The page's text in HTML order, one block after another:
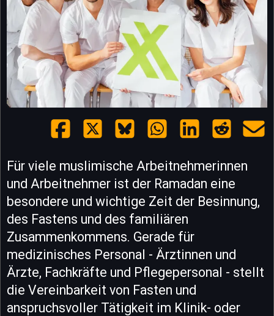
Für viele muslimische Arbeitnehmerinnen
und Arbeitnehmer ist der Ramadan eine
besondere und wichtige Zeit der Besinnung,
des Fastens und des familiären
Zusammenkommens. Gerade für
medizinisches Personal - Ärztinnen und
Ärzte, Fachkräfte und Pflegepersonal - stellt
die Vereinbarkeit von Fasten und
anspruchsvoller Tätigkeit im Klinik- oder